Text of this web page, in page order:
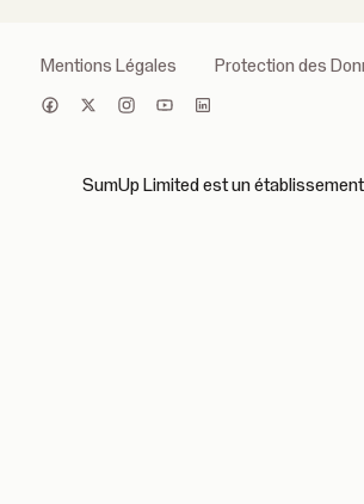
Mentions Légales Protection des
SumUp Limited est un